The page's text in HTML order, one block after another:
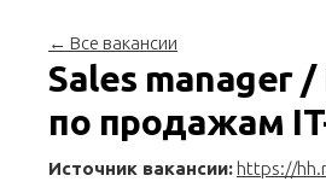
← Все вакансии
Sales manager
по продажам
Источник вакансии: https://